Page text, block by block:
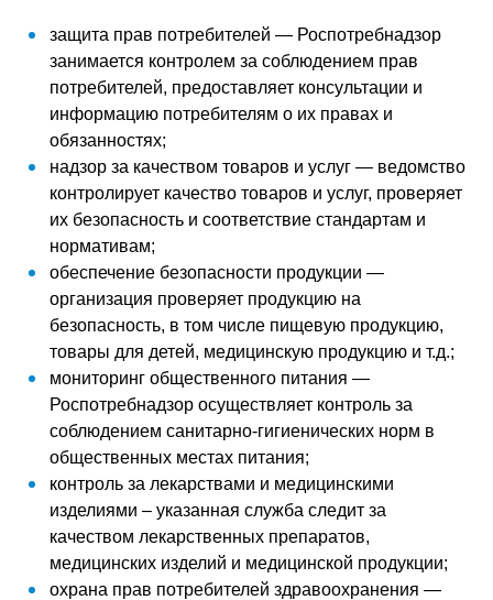
защита прав потребителей — Роспотребнадзор
занимается контролем за соблюдением прав
потребителей, предоставляет консультации и
информацию потребителям о их правах и
обязанностях;
надзор за качеством товаров и услуг — ведомство
контролирует качество товаров и услуг, проверяет
их безопасность и соответствие стандартам и
нормативам;
обеспечение безопасности продукции —
организация проверяет продукцию на
безопасность, в том числе пищевую продукцию,
товары для детей, медицинскую продукцию и т.д.;
мониторинг общественного питания —
Роспотребнадзор осуществляет контроль за
соблюдением санитарно-гигиенических норм в
общественных местах питания;
контроль за лекарствами и медицинскими
изделиями – указанная служба следит за
качеством лекарственных препаратов,
медицинских изделий и медицинской продукции;
охрана прав потребителей здравоохранения —